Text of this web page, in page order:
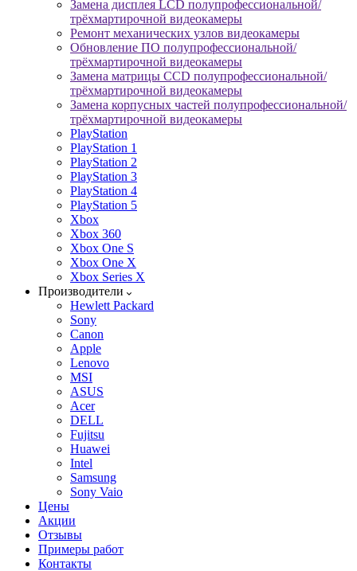
Замена дисплея LCD полупрофессиональной/
трёхмартирочной видеокамеры
Ремонт механических узлов видеокамеры
Обновление ПО полупрофессиональной/
трёхмартирочной видеокамеры
Замена матрицы CCD полупрофессиональной/
трёхмартирочной видеокамеры
Замена корпусных частей полупрофессиональной/
трёхмартирочной видеокамеры
PlayStation
PlayStation 1
PlayStation 2
PlayStation 3
PlayStation 4
PlayStation 5
Xbox
Xbox 360
Xbox One S
Xbox One X
Xbox Series X
Производители
Hewlett Packard
Sony
Canon
Apple
Lenovo
MSI
ASUS
Acer
DELL
Fujitsu
Huawei
Intel
Samsung
Sony Vaio
Цены
Акции
Отзывы
Примеры работ
Контакты